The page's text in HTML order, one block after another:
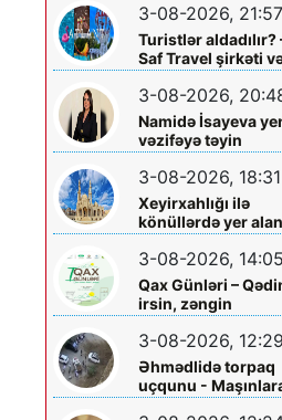
3-08-2026, 21:57
Turistlər aldadılır?
Saf Travel şirkəti
Nabran turu ilə
ciddi iddialar
araşdırılmalıdır
3-08-2026,
Namidə İsayeva
vəzifəyə təyin
olundu
3-08-2026, 18:31
Xeyirxahlığı ilə
könüllərdə yer alan
Heydər müəllimə
şəfa diləyirik
3-08-2026, 14:05
Qax Günləri –
irsin, zəngin
mədəniyyətin və
müasir inkişafın
bayramı
3-08-2026, 12:29
Əhmədlidə torpaq
uçqunu -
zərər dəydi